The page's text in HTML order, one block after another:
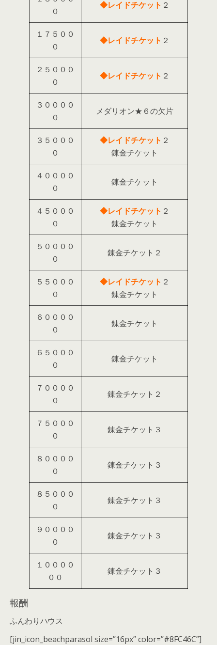
０
◆レイドチケット ２
１７５００
０
◆レイドチケット ２
２５０００
０
◆レイドチケット ２
３００００
０
メダリオン★６の欠片
３５０００
０
◆レイドチケット ２
錬金チケット
４００００
０
錬金チケット
４５０００
０
◆レイドチケット ２
錬金チケット
５００００
０
錬金チケット２
５５０００
０
◆レイドチケット ２
錬金チケット
６００００
０
錬金チケット
６５０００
０
錬金チケット
７００００
０
錬金チケット２
７５０００
０
錬金チケット３
８００００
０
錬金チケット３
８５０００
０
錬金チケット３
９００００
０
錬金チケット３
１００００
００
錬金チケット３
報酬
ふんわりハウス
[jin_icon_beachparasol size=”16px” color=”#8FC46C”]